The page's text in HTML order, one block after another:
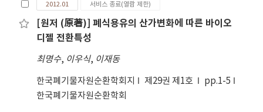
2012.01 서비스 종료(열람 제한)
[원저 (原著)] 폐식용유의 산가변화에 따른 바이오
디젤 전환특성
최명수, 이우식, 이재동
한국폐기물자원순환학회지 제29권 제1호
pp.1-5
한국폐기물자원순환학회